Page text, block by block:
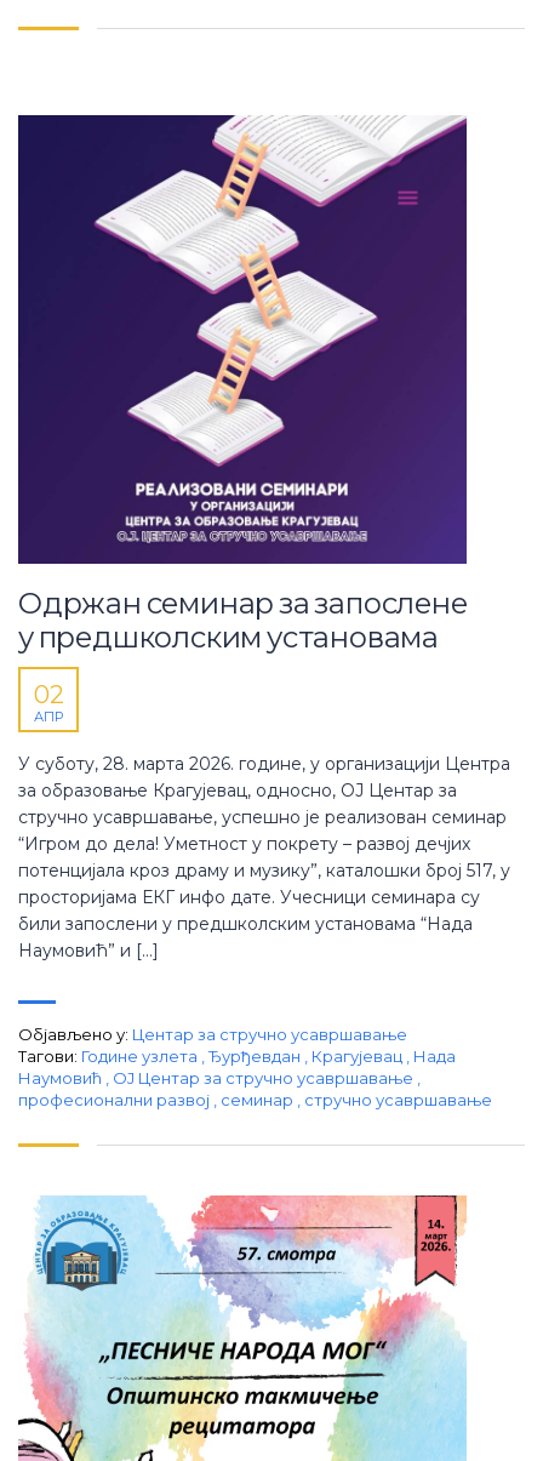
Одржан семинар за запослене
у предшколским установама
02
АПР
У суботу, 28. марта 2026. године, у организацији Центра
за образовање Крагујевац, односно, ОЈ Центар за
стручно усавршавање, успешно је реализован семинар
“Игром до дела! Уметност у покрету – развој дечјих
потенцијала кроз драму и музику”, каталошки број 517, у
просторијама ЕКГ инфо дате. Учесници семинара су
били запослени у предшколским установама “Нада
Наумовић” и […]
Објављено у: Центар за стручно усавршавање
Тагови: Године узлета Ђурђевдан Крагујевац
Нада
Наумовић
ОЈ Центар за стручно усавршавање
професионални развој
семинар стручно усавршавање